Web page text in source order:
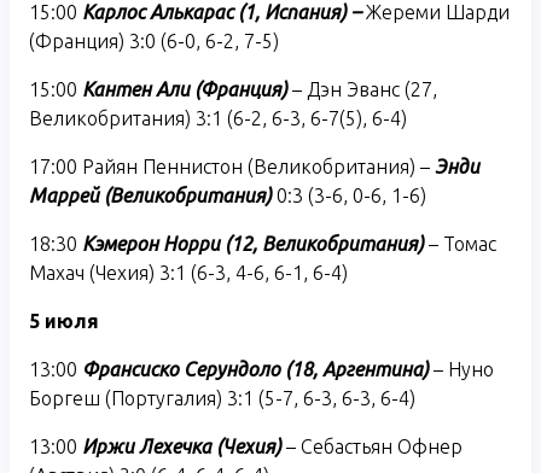
15:00 Карлос Алькарас (1, Испания) – Жереми Шарди
(Франция) 3:0 (6-0, 6-2, 7-5)
15:00 Кантен Али (Франция) – Дэн Эванс (27,
Великобритания) 3:1 (6-2, 6-3, 6-7(5), 6-4)
17:00 Райян Пеннистон (Великобритания) – Энди
Маррей (Великобритания) 0:3 (3-6, 0-6, 1-6)
18:30 Кэмерон Норри (12, Великобритания) – Томас
Махач (Чехия) 3:1 (6-3, 4-6, 6-1, 6-4)
5 июля
13:00 Франсиско Серундоло (18, Аргентина) – Нуно
Боргеш (Португалия) 3:1 (5-7, 6-3, 6-3, 6-4)
13:00 Иржи Лехечка (Чехия) – Себастьян Офнер